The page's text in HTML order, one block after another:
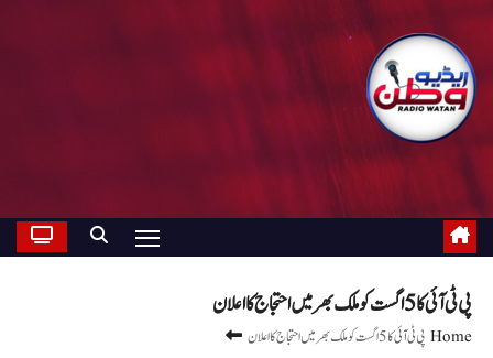
پی ٹی آئی کا 5 اگست کو ملک بھر میں احتجاج کا اعلان
Homeپی ٹی آئی کا 5 اگست کو ملک بھر میں احتجاج کا اعلان